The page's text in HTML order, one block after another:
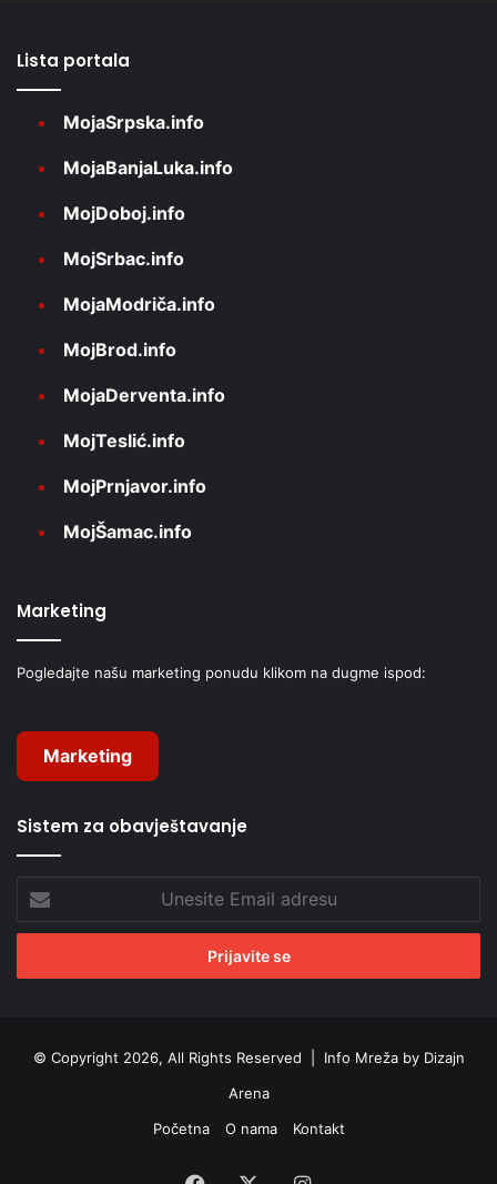
Lista portala
MojaSrpska.info
MojaBanjaLuka.info
MojDoboj.info
MojSrbac.info
MojaModriča.info
MojBrod.info
MojaDerventa.info
MojTeslić.info
MojPrnjavor.info
MojŠamac.info
Marketing
Pogledajte našu marketing ponudu klikom na dugme ispod:
Marketing
Sistem za obavještavanje
Unesite
Email
adresu
© Copyright 2026, All Rights Reserved | Info Mreža by Dizajn
Arena
Početna
O nama Kontakt